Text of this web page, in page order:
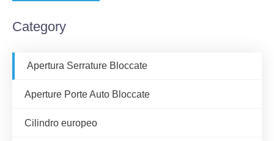
Category
Apertura Serrature Bloccate
Aperture Porte Auto Bloccate
Cilindro europeo